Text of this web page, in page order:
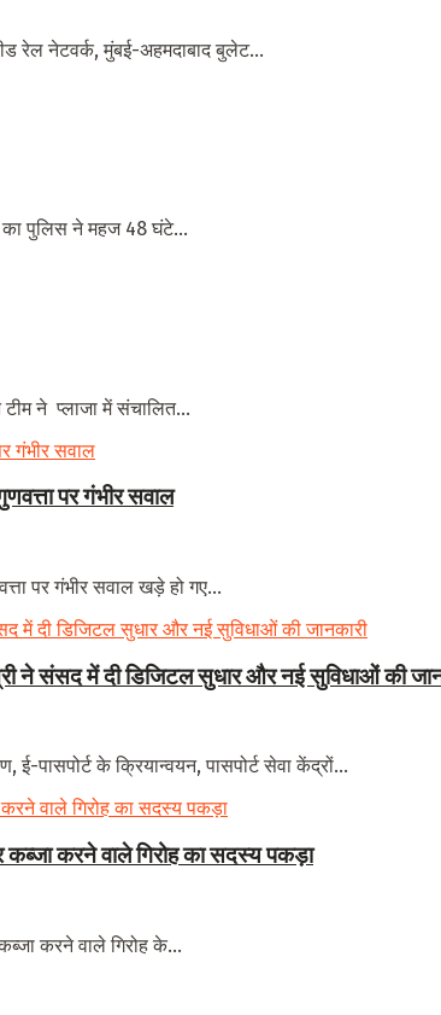
रेल नेटवर्क, मुंबई-अहमदाबाद बुलेट...
का पुलिस ने महज 48 घंटे...
ने प्लाजा में संचालित...
पर गंभीर सवाल
पर गंभीर सवाल खड़े हो गए...
ने संसद में दी डिजिटल सुधार और नई सुविधाओं की
के क्रियान्वयन, पासपोर्ट सेवा केंद्रों...
कब्जा करने वाले गिरोह का सदस्य पकड़ा
करने वाले गिरोह के...